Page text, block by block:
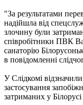
"За результатами
надійшла від
злочину були
співробітники ПВК
санаторію
в повідомленні
У Слідкомі
застосування
затриманих у